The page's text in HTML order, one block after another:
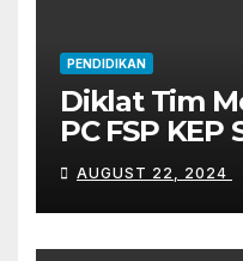
PENDIDIKAN
Diklat Tim
PC FSP KEP
AUGUST 22, 2024